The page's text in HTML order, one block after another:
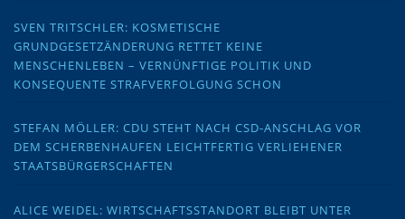
SVEN TRITSCHLER: KOSMETISCHE
GRUNDGESETZÄNDERUNG RETTET KEINE
MENSCHENLEBEN – VERNÜNFTIGE POLITIK UND
KONSEQUENTE STRAFVERFOLGUNG SCHON
STEFAN MÖLLER: CDU STEHT NACH CSD-ANSCHLAG VOR
DEM SCHERBENHAUFEN LEICHTFERTIG VERLIEHENER
STAATSBÜRGERSCHAFTEN
ALICE WEIDEL: WIRTSCHAFTSSTANDORT BLEIBT UNTER